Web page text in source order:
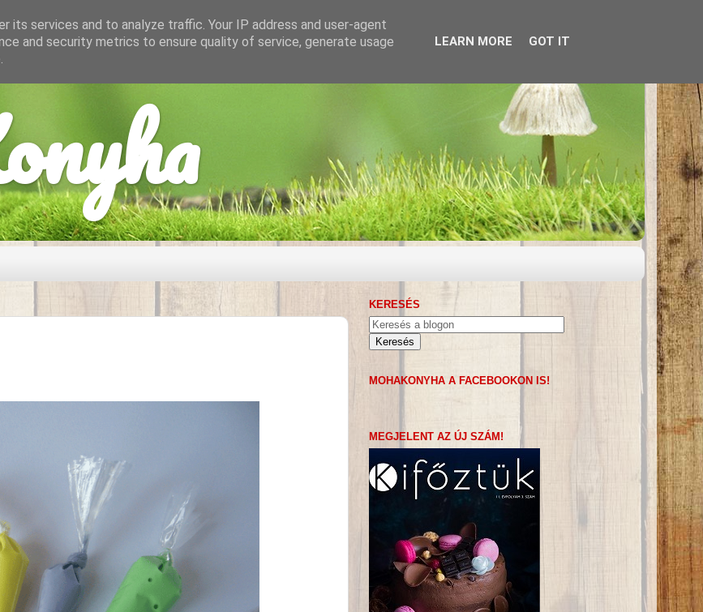
KERESÉS
MOHAKONYHA A FACEBOOKON IS!
MEGJELENT AZ ÚJ SZÁM!
its services and to analyze traffic. Your IP address and user-agent
and security metrics to ensure quality of service, generate usage
LEARN MORE GOT IT